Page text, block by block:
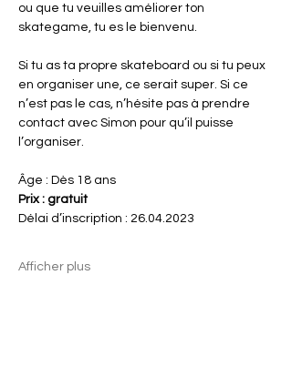
ou que tu veuilles améliorer ton
skategame, tu es le bienvenu.
Si tu as ta propre skateboard ou si tu peux
en organiser une, ce serait super. Si ce
n’est pas le cas, n’hésite pas à prendre
contact avec Simon pour qu’il puisse
l’organiser.
Âge : Dès 18 ans
Prix : gratuit
Délai d’inscription : 26.04.2023
Afficher plus